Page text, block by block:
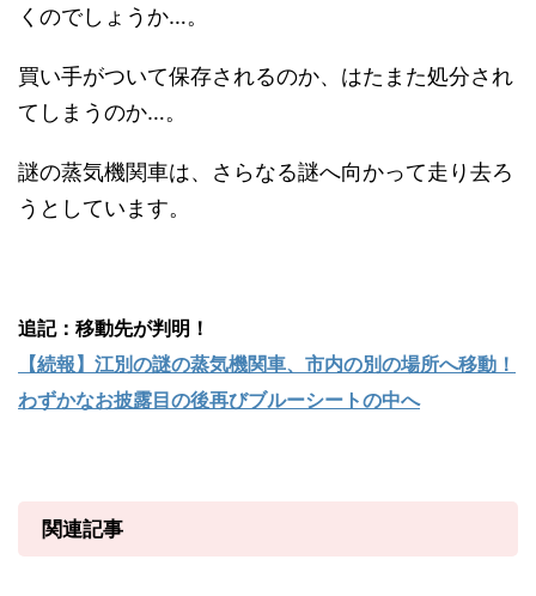
くのでしょうか…。
買い手がついて保存されるのか、はたまた処分され
てしまうのか…。
謎の蒸気機関車は、さらなる謎へ向かって走り去ろ
うとしています。
追記：移動先が判明！
【続報】江別の謎の蒸気機関車、市内の別の場所へ移動！
わずかなお披露目の後再びブルーシートの中へ
関連記事